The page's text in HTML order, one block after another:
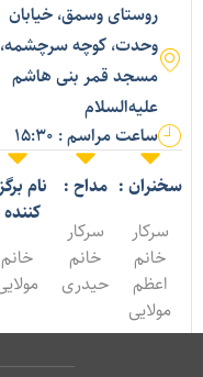
روستای وسمق، خیابان
وحدت، کوچه سرچشمه،
مسجد قمر بنی هاشم
علیه‌السلام
ساعت مراسم : 15:30
:
سرکار
خانم
اعظم
مولایی
مداح :
سرکار
خانم
حیدری
نام برگزار
کننده :
خانم
مولایی